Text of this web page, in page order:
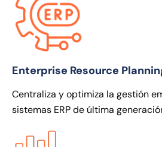
Enterprise Resource
Centraliza y optimiza la gestión
sistemas ERP de última